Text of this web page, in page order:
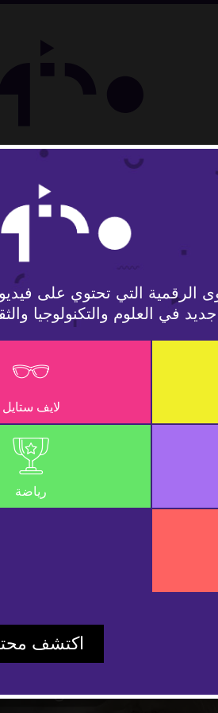
الرقمية التي تحتوي على
في العلوم والتكنولوجيا
لايف ستايل
رياضة
اكتشف